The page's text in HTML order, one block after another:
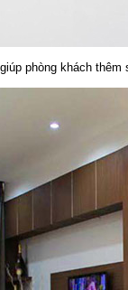
phòng khách thêm